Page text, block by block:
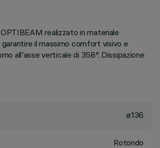
realizzato in materiale
il massimo comfort visivo e
all'asse verticale di 358°. Dissipazione
ø136
Rotondo